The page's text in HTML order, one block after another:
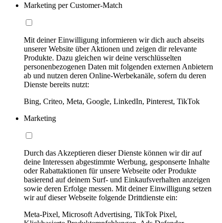
Marketing per Customer-Match
Mit deiner Einwilligung informieren wir dich auch abseits
unserer Website über Aktionen und zeigen dir relevante
Produkte. Dazu gleichen wir deine verschlüsselten
personenbezogenen Daten mit folgenden externen Anbietern
ab und nutzen deren Online-Werbekanäle, sofern du deren
Dienste bereits nutzt:
Bing, Criteo, Meta, Google, LinkedIn, Pinterest, TikTok
Marketing
Durch das Akzeptieren dieser Dienste können wir dir auf
deine Interessen abgestimmte Werbung, gesponserte Inhalte
oder Rabattaktionen für unsere Webseite oder Produkte
basierend auf deinem Surf- und Einkaufsverhalten anzeigen
sowie deren Erfolge messen. Mit deiner Einwilligung setzen
wir auf dieser Webseite folgende Drittdienste ein:
Meta-Pixel, Microsoft Advertising, TikTok Pixel,